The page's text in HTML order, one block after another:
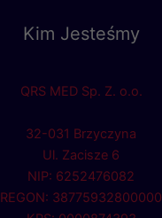
Kim Jesteśmy
QRS MED Sp. Z. o.o.
32-031 Brzyczyna
Ul. Zacisze 6
NIP: 6252476082
REGON: 38775932800000